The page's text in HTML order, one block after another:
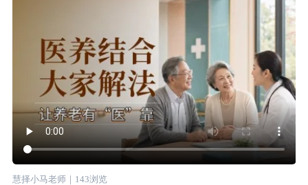
慧择小马老师｜ 143浏览